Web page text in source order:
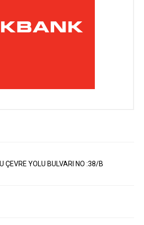
ÇEVRE YOLU BULVARI NO :38/B